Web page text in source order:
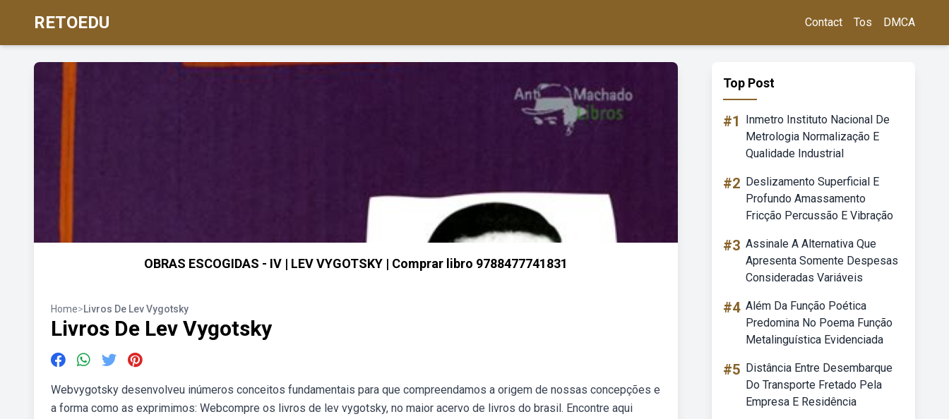
RETOEDU Contact Tos DMCA
OBRAS ESCOGIDAS - IV | LEV VYGOTSKY | Comprar libro 9788477741831
Home>Livros De Lev Vygotsky
Livros De Lev Vygotsky
Webvygotsky desenvolveu inúmeros conceitos fundamentais para que compreendamos a origem de nossas concepções e
a forma como as exprimimos: Webcompre os livros de lev vygotsky, no maior acervo de livros do brasil. Encontre aqui
Top Post
#1
Inmetro Instituto Nacional De
Metrologia Normalização E
Qualidade Industrial
#2 Deslizamento Superficial E
Profundo Amassamento
Fricção Percussão E Vibração
#3 Assinale A Alternativa Que
Apresenta Somente Despesas
Consideradas Variáveis
#4 Além Da Função Poética
Predomina No Poema Função
Metalinguística Evidenciada
#5 Distância Entre Desembarque
Do Transporte Fretado Pela
Empresa E Residência